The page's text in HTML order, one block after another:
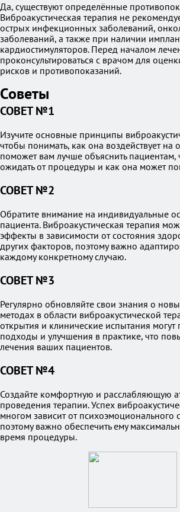
Да, существуют определённые
Виброакустическая терапия не
острых инфекционных заболеваний,
заболеваний, а также при наличии
кардиостимуляторов. Перед началом
проконсультироваться с врачом для
рисков и противопоказаний.
Советы
СОВЕТ №1
Изучите основные принципы
чтобы понимать, как она воздействует на
поможет вам лучше объяснить пациентам,
ожидать от процедуры и как она может
СОВЕТ №2
Обратите внимание на индивидуальные
пациента. Виброакустическая терапия
эффекты в зависимости от состояния
других факторов, поэтому важно
каждому конкретному случаю.
СОВЕТ №3
Регулярно обновляйте свои знания о
методах в области виброакустической
открытия и клинические испытания
подходы и улучшения в практике, что
лечения ваших пациентов.
СОВЕТ №4
Создайте комфортную и расслабляющую
проведения терапии. Успех
многом зависит от психоэмоционального
поэтому важно обеспечить ему
время процедуры.